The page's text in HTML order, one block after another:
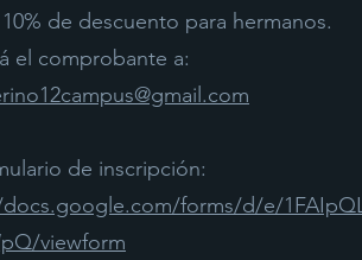
de descuento para hermanos.
el comprobante a:
de inscripción:
forms/d/e/
viewform